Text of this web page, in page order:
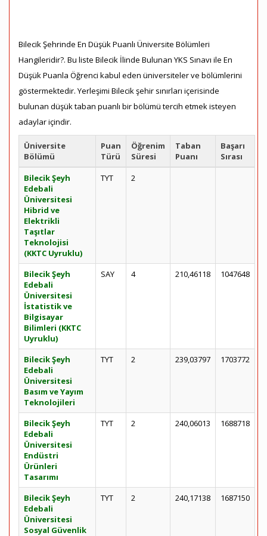
Bilecik Şehrinde En Düşük Puanlı Üniversite Bölümleri
Hangileridir?. Bu liste Bilecik İlinde Bulunan YKS Sınavı ile En
Düşük Puanla Öğrenci kabul eden üniversiteler ve bölümlerini
göstermektedir. Yerleşimi Bilecik şehir sınırları içerisinde
bulunan düşük taban puanlı bir bölümü tercih etmek isteyen
adaylar içindir.
Üniversite
Bölümü
Puan
Türü
Öğrenim
Süresi
Taban
Puanı
Başarı
Sırası
Bilecik Şeyh
Edebali
Üniversitesi
Hibrid ve
Elektrikli
Taşıtlar
Teknolojisi
(KKTC Uyruklu)
TYT 2
Bilecik Şeyh
Edebali
Üniversitesi
İstatistik ve
Bilgisayar
Bilimleri (KKTC
Uyruklu)
SAY 4 210,46118 1047648
Bilecik Şeyh
Edebali
Üniversitesi
Basım ve Yayım
Teknolojileri
TYT 2 239,03797 1703772
Bilecik Şeyh
Edebali
Üniversitesi
Endüstri
Ürünleri
Tasarımı
TYT 2 240,06013 1688718
Bilecik Şeyh
Edebali
Üniversitesi
Sosyal Güvenlik
TYT 2 240,17138 1687150